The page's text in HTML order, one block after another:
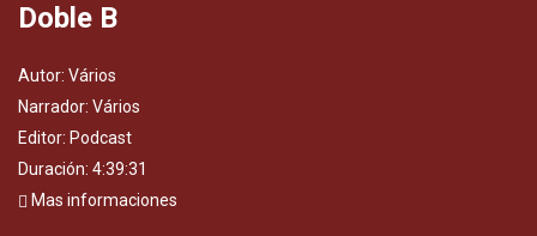
Doble B
Autor: Vários
Narrador: Vários
Editor: Podcast
Duración: 4:39:31
Mas informaciones